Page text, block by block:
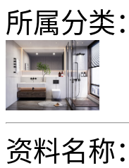
所属分类：
资料名称：